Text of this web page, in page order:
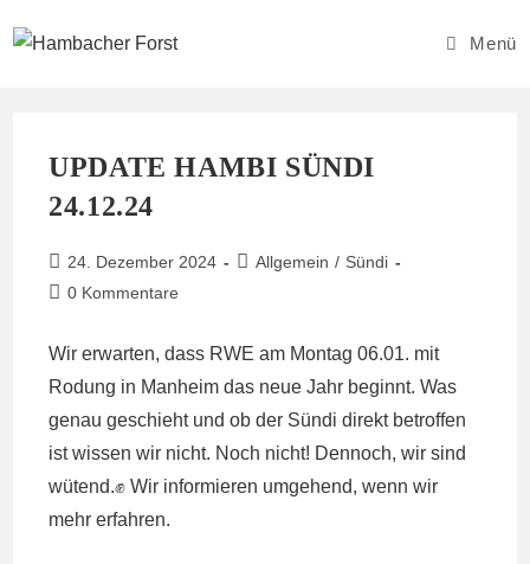
Inhalt
Menü
UPDATE HAMBI SÜNDI
24.12.24
Beitrag
veröffentlicht:
24. Dezember 2024
Beitrags-
Allgemein / Sündi
Beitrags-
0 Kommentare
Wir erwarten, dass RWE am Montag 06.01. mit
Rodung in Manheim das neue Jahr beginnt. Was
genau geschieht und ob der Sündi direkt betroffen
ist wissen wir nicht. Noch nicht! Dennoch, wir sind
wütend.✊ Wir informieren umgehend, wenn wir
mehr erfahren.